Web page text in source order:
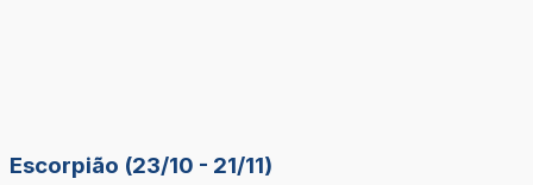
Escorpião (23/10 - 21/11)